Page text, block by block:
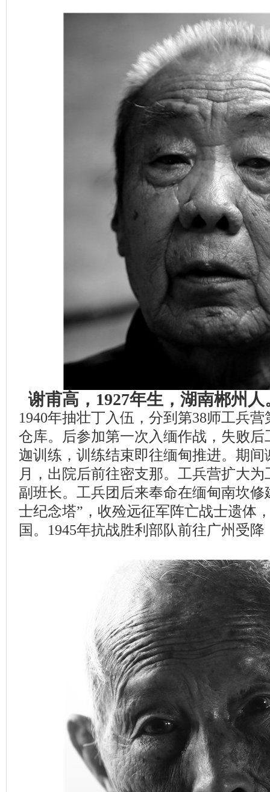
谢甫高，1927年生，湖南郴州
1940年抽壮丁入伍，分到第38师工兵
仓库。后参加第一次入缅作战，失败
迦训练，训练结束即往缅甸推进。期
月，出院后前往密支那。工兵营扩大
副班长。工兵团后来奉命在缅甸南坎修
士纪念塔”，收殓远征军阵亡战士遗体
国。1945年抗战胜利部队前往广州受